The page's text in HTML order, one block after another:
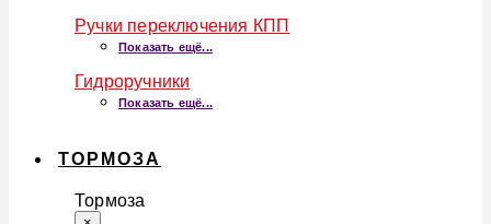
Ручки переключения КПП
Показать ещё...
Гидроручники
Показать ещё...
ТОРМОЗА
Тормоза